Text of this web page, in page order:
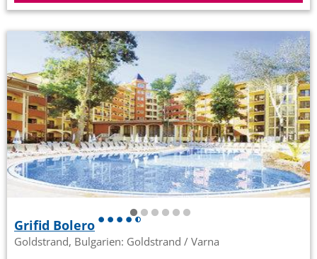
Grifid Bolero
Goldstrand, Bulgarien: Goldstrand / Varna